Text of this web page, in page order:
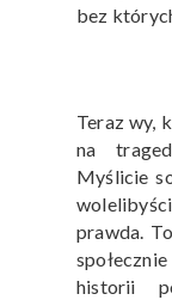
bez
Teraz wy,
na
Myślicie
prawda.
historii